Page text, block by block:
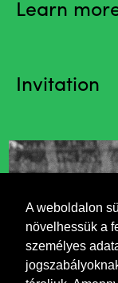
A weboldalon
növelhessük a
személyes
Learn
Invitation